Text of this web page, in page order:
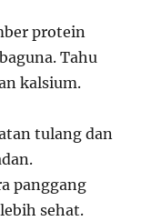
protein
Tahu
kalsium.
tulang dan
panggang
sehat.